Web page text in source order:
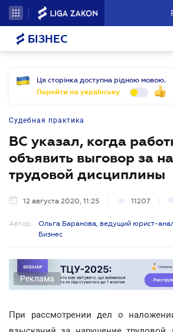
БІЗНЕС
Ця сторінка доступна рідною мовою.
Перейти на українську
Судебная практика
ВС указал, когда
объявить выговор за
трудовой дисциплины
12 августа 2020, 11:25 11207
Автор:
Ольга Баранова, ведущий юрист-
Бизнес
Реклама
При рассмотрении дел о